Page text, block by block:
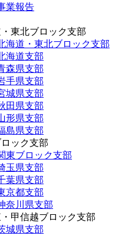
業報告
東北ブロック支部
海道・東北ブロック支部
海道支部
森県支部
手県支部
城県支部
田県支部
形県支部
島県支部
ック支部
東ブロック支部
玉県支部
葉県支部
京都支部
奈川県支部
甲信越ブロック支部
城県支部